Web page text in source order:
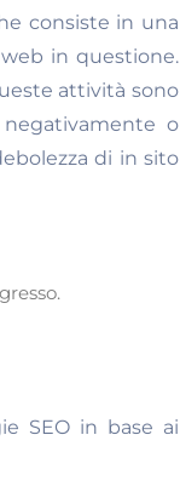
consiste in una
in questione.
attività sono
o
di in sito
SEO in base ai